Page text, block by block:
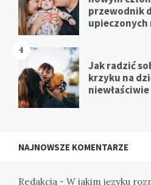
przewodnik
4
Jak radzić
krzyku na
niewłaściwie
NAJNOWSZE KOMENTARZE
Redakcja - W jakim języku